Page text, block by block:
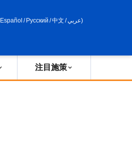
Español / Русский /中文 /عربي)
注目施策